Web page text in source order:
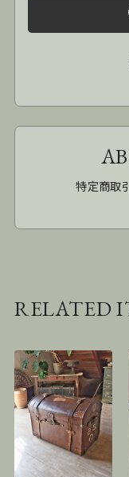
特定商取
RELATED